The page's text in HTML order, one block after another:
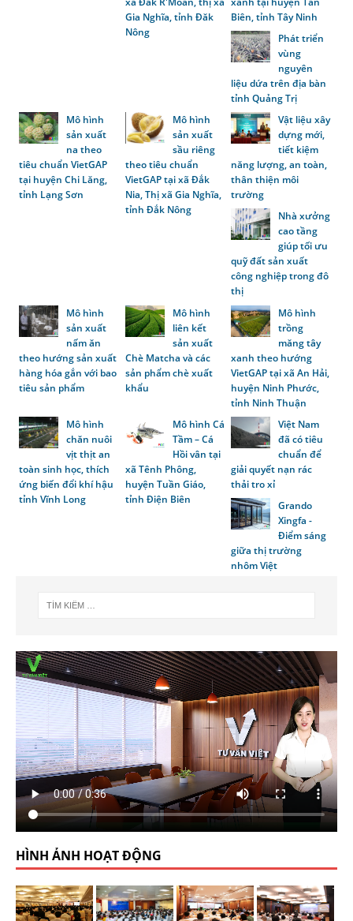
Gia Nghĩa, tỉnh Đăk
Nông
Biên, tỉnh Tây Ninh
Phát triển
vùng
nguyên
liệu dứa trên địa bàn
tỉnh Quảng Trị
Mô hình
sản xuất
na theo
tiêu chuẩn VietGAP
tại huyện Chi Lăng,
tỉnh Lạng Sơn
Mô hình
sản xuất
sầu riêng
theo tiêu chuẩn
VietGAP tại xã Đắk
Nia, Thị xã Gia Nghĩa,
tỉnh Đắk Nông
Vật liệu xây
dựng mới,
tiết kiệm
năng lượng, an toàn,
thân thiện môi
trường
Nhà xưởng
cao tầng
giúp tối ưu
quỹ đất sản xuất
công nghiệp trong đô
thị
Mô hình
sản xuất
nấm ăn
theo hướng sản xuất
hàng hóa gắn với bao
tiêu sản phẩm
Mô hình
liên kết
sản xuất
Chè Matcha và các
sản phẩm chè xuất
khẩu
Mô hình
trồng
măng tây
xanh theo hướng
VietGAP tại xã An Hải,
huyện Ninh Phước,
tỉnh Ninh Thuận
Mô hình
chăn nuôi
vịt thịt an
toàn sinh học, thích
ứng biến đổi khí hậu
tỉnh Vĩnh Long
Mô hình Cá
Tầm – Cá
Hồi vân tại
xã Tênh Phông,
huyện Tuần Giáo,
tỉnh Điện Biên
Việt Nam
đã có tiêu
chuẩn để
giải quyết nạn rác
thải tro xỉ
Grando
Xingfa -
Điểm sáng
giữa thị trường
nhôm Việt
HÌNH ẢNH HOẠT ĐỘNG